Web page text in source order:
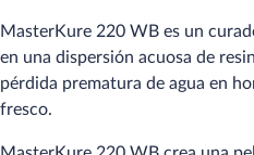
MasterKure 220 WB es un
en una dispersión acuosa de
pérdida prematura de agua en
fresco.